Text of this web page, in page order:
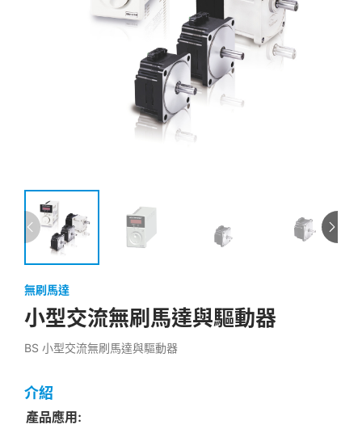
無刷馬達
小型交流無刷馬達與驅動器
BS 小型交流無刷馬達與驅動器
介紹
產品應用: